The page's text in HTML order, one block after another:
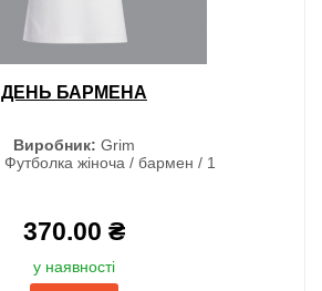
ДЕНЬ БАРМЕНА
Виробник: Grim
Футболка жіноча / бармен / 1
370.00 ₴
у наявності